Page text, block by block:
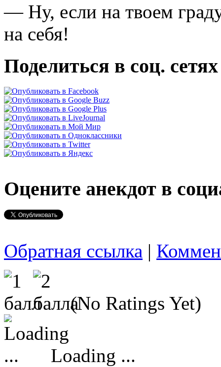
— Ну, если на твоем
на себя!
Поделиться в соц. сетях
Оцените анекдот в
Обратная ссылка |
(No Ratings Yet)
Loading ...